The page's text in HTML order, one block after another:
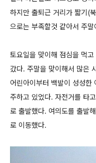
하지만 출퇴근 거리가 짧기(
으로는 부족할것 같아서 주
토요일을 맞이해 점심을 먹
갔다. 주말을 맞이해서 많은
어린아이부터 백발이 성성한
주하고 있었다. 자전거를 타
로 출발했다. 여의도를 출발
로 이동했다.